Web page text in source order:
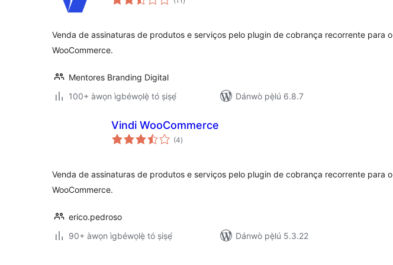
àwọn
Venda de assinaturas de produtos e serviços pelo plugin de cobrança recorrente para o
WooCommerce.
Mentores Branding Digital
100+ àwọn ìgbéwọlẹ̀ tó ṣiṣẹ́
Dánwò pẹ̀lú 6.8.7
Vindi WooCommerce
(4àpapọ̀
àwọn
)
Venda de assinaturas de produtos e serviços pelo plugin de cobrança recorrente para o
WooCommerce.
erico.pedroso
90+ àwọn ìgbéwọlẹ̀ tó ṣiṣẹ́
Dánwò pẹ̀lú 5.3.22